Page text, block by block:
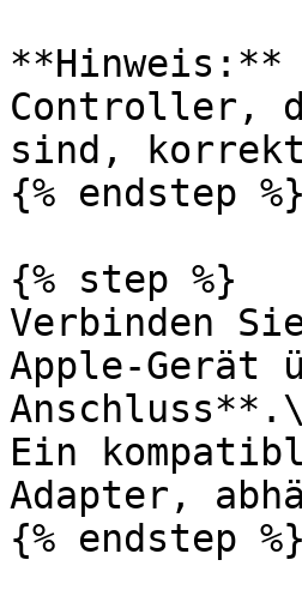
Controller,
sind,
{% endstep %}
{% step %}
Verbinden
Apple-Gerät
Anschluss**.\
Ein
Adapter,
{% endstep %}